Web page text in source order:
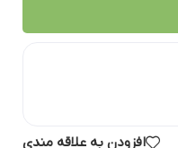
افزودن به علاقه مندی